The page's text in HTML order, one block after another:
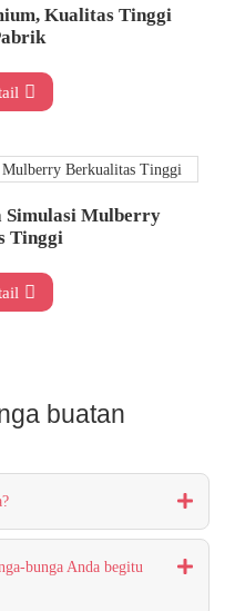
Kualitas Tinggi
Simulasi Mulberry
Tinggi
buatan
bunga Anda begitu